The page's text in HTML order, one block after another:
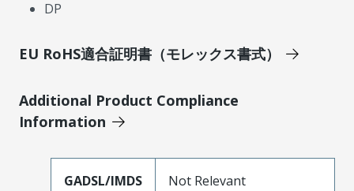
DP
EU RoHS適合証明書（モレックス書式）
Additional Product Compliance
Information
GADSL/IMDS Not Relevant